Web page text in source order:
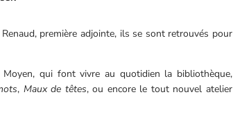
première adjointe, ils se sont retrouvés pour
qui font vivre au quotidien la bibliothèque,
, Maux de têtes, ou encore le tout nouvel atelier